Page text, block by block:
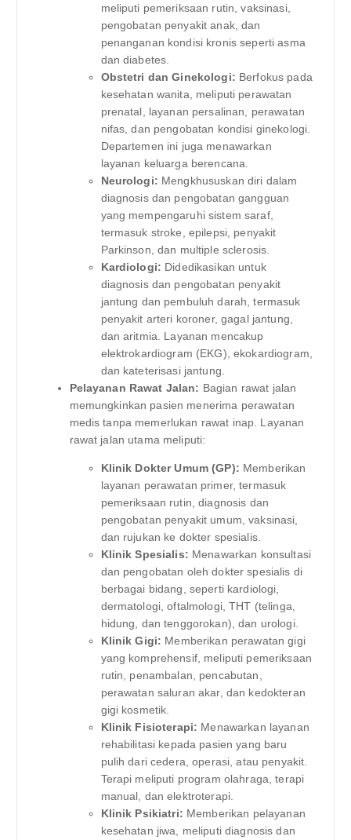
meliputi pemeriksaan rutin, vaksinasi,
pengobatan penyakit anak, dan
penanganan kondisi kronis seperti asma
dan diabetes.
Obstetri dan Ginekologi: Berfokus pada
kesehatan wanita, meliputi perawatan
prenatal, layanan persalinan, perawatan
nifas, dan pengobatan kondisi ginekologi.
Departemen ini juga menawarkan
layanan keluarga berencana.
Neurologi: Mengkhususkan diri dalam
diagnosis dan pengobatan gangguan
yang mempengaruhi sistem saraf,
termasuk stroke, epilepsi, penyakit
Parkinson, dan multiple sclerosis.
Kardiologi: Didedikasikan untuk
diagnosis dan pengobatan penyakit
jantung dan pembuluh darah, termasuk
penyakit arteri koroner, gagal jantung,
dan aritmia. Layanan mencakup
elektrokardiogram (EKG), ekokardiogram,
dan kateterisasi jantung.
Pelayanan Rawat Jalan: Bagian rawat jalan
memungkinkan pasien menerima perawatan
medis tanpa memerlukan rawat inap. Layanan
rawat jalan utama meliputi:
Klinik Dokter Umum (GP): Memberikan
layanan perawatan primer, termasuk
pemeriksaan rutin, diagnosis dan
pengobatan penyakit umum, vaksinasi,
dan rujukan ke dokter spesialis.
Klinik Spesialis: Menawarkan konsultasi
dan pengobatan oleh dokter spesialis di
berbagai bidang, seperti kardiologi,
dermatologi, oftalmologi, THT (telinga,
hidung, dan tenggorokan), dan urologi.
Klinik Gigi: Memberikan perawatan gigi
yang komprehensif, meliputi pemeriksaan
rutin, penambalan, pencabutan,
perawatan saluran akar, dan kedokteran
gigi kosmetik.
Klinik Fisioterapi: Menawarkan layanan
rehabilitasi kepada pasien yang baru
pulih dari cedera, operasi, atau penyakit.
Terapi meliputi program olahraga, terapi
manual, dan elektroterapi.
Klinik Psikiatri: Memberikan pelayanan
kesehatan jiwa, meliputi diagnosis dan